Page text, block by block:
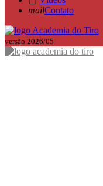
mailContato
versão 2026/05